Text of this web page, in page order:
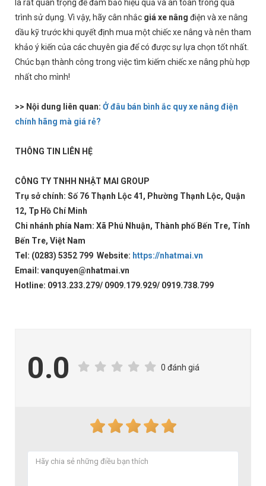
là rất quan trọng để đảm bảo hiệu quả và an toàn trong quá
trình sử dụng. Vì vậy, hãy cân nhắc giá xe nâng điện và xe nâng
dầu kỹ trước khi quyết định mua một chiếc xe nâng và nên tham
khảo ý kiến của các chuyên gia để có được sự lựa chọn tốt nhất.
Chúc bạn thành công trong việc tìm kiếm chiếc xe nâng phù hợp
nhất cho mình!
>> Nội dung liên quan: Ở đâu bán bình ắc quy xe nâng điện
chính hãng mà giá rẻ?
THÔNG TIN LIÊN HỆ
CÔNG TY TNHH NHẬT MAI GROUP
Trụ sở chính: Số 76 Thạnh Lộc 41, Phường Thạnh Lộc, Quận
12, Tp Hồ Chí Minh
Chi nhánh phía Nam: Xã Phú Nhuận, Thành phố Bến Tre, Tỉnh
Bến Tre, Việt Nam
Tel: (0283) 5352 799 Website: https://nhatmai.vn
Email: vanquyen@nhatmai.vn
Hotline: 0913.233.279/ 0909.179.929/ 0919.738.799
0.0 0 đánh giá